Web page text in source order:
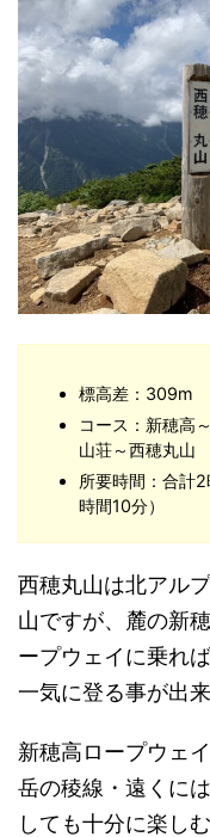
標高差：309m
コース：新穂高
山荘～西穂丸山
所要時間：合計
時間10分）
西穂丸山は北アル
山ですが、麓の新
ープウェイに乗れ
一気に登る事が出来
新穂高ロープウェ
岳の稜線・遠くに
しても十分に楽し